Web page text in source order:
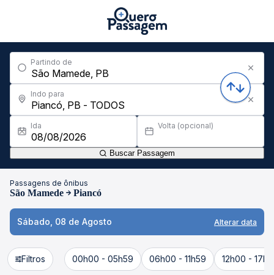
Partindo de
Indo para
Ida Volta (opcional)
Buscar Passagem
Passagens de ônibus
São Mamede Piancó
Sábado, 08 de Agosto Alterar data
Filtros 00h00 - 05h59 06h00 - 11h59 12h00 -